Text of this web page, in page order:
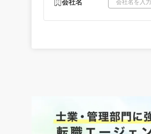
会社名 会社名を入力